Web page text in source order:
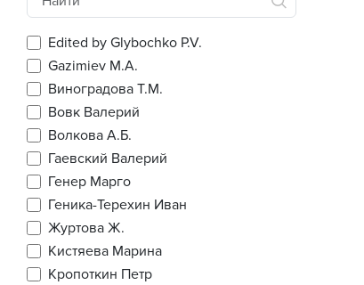
Edited by Glybochko P.V.
Gazimiev M.A.
Виноградова Т.М.
Вовк Валерий
Волкова А.Б.
Гаевский Валерий
Генер Марго
Геника-Терехин Иван
Журтова Ж.
Кистяева Марина
Кропоткин Петр